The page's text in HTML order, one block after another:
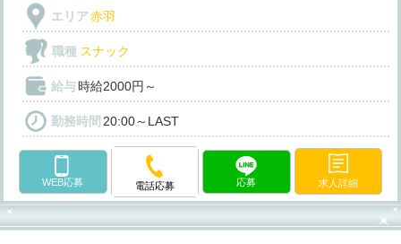
エリア赤羽
職種 スナック
給与時給2000円～
勤務時間 20:00～LAST
WEB応募 電話応募 応募 求人詳細